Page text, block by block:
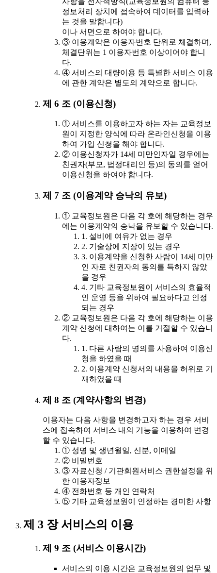
정보처리 장치에 접속하여 데이터를 입력하
는 것을 말합니다)
이나 서면으로 하여야 합니다.
③ 이용계약은 이용자번호 단위로 체결하며,
체결단위는 1 이용자번호 이상이어야 합니
다.
④ 서비스의 대량이용 등 특별한 서비스 이용
에 관한 계약은 별도의 계약으로 합니다.
제 6 조 (이용신청)
① 서비스를 이용하고자 하는 자는 교육정보
원이 지정한 양식에 따라 온라인신청을 이용
하여 가입 신청을 해야 합니다.
② 이용신청자가 14세 미만인자일 경우에는
친권자(부모, 법정대리인 등)의 동의를 얻어
이용신청을 하여야 합니다.
제 7 조 (이용계약 승낙의 유보)
① 교육정보원은 다음 각 호에 해당하는 경우
에는 이용계약의 승낙을 유보할 수 있습니다.
1. 설비에 여유가 없는 경우
2. 기술상에 지장이 있는 경우
3. 이용계약을 신청한 사람이 14세 미만
인 자로 친권자의 동의를 득하지 않았
을 경우
4. 기타 교육정보원이 서비스의 효율적
인 운영 등을 위하여 필요하다고 인정
되는 경우
② 교육정보원은 다음 각 호에 해당하는 이용
계약 신청에 대하여는 이를 거절할 수 있습니
다.
1. 다른 사람의 명의를 사용하여 이용신
청을 하였을 때
2. 이용계약 신청서의 내용을 허위로 기
재하였을 때
제 8 조 (계약사항의 변경)
이용자는 다음 사항을 변경하고자 하는 경우 서비
스에 접속하여 서비스 내의 기능을 이용하여 변경
할 수 있습니다.
① 성명 및 생년월일, 신분, 이메일
② 비밀번호
③ 자료신청 / 기관회원서비스 권한설정을 위
한 이용자정보
④ 전화번호 등 개인 연락처
⑤ 기타 교육정보원이 인정하는 경미한 사항
제 3 장 서비스의 이용
제 9 조 (서비스 이용시간)
서비스의 이용 시간은 교육정보원의 업무 및